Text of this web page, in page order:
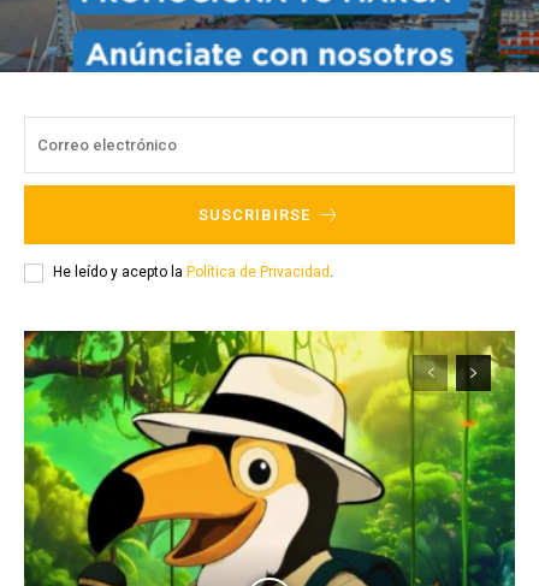
SUSCRIBIRSE
He leído y acepto la Política de Privacidad .